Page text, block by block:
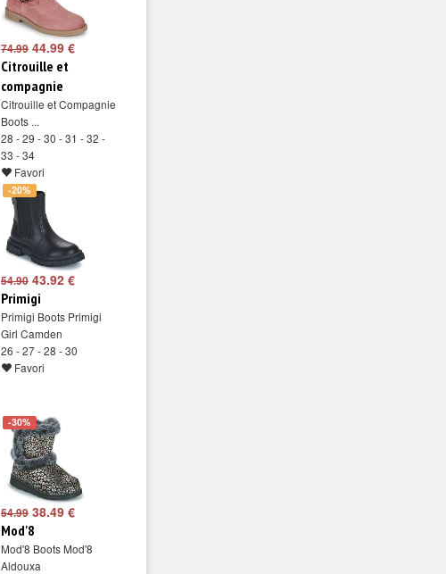
74.99 44.99 €
Citrouille et
compagnie
Citrouille et Compagnie
Boots ...
28 - 29 - 30 - 31 - 32 -
33 - 34
Favori
-20%
54.90 43.92 €
Primigi
Primigi Boots Primigi
Girl Camden
26 - 27 - 28 - 30
Favori
-30%
54.99 38.49 €
Mod'8
Mod'8 Boots Mod'8
Aldouxa